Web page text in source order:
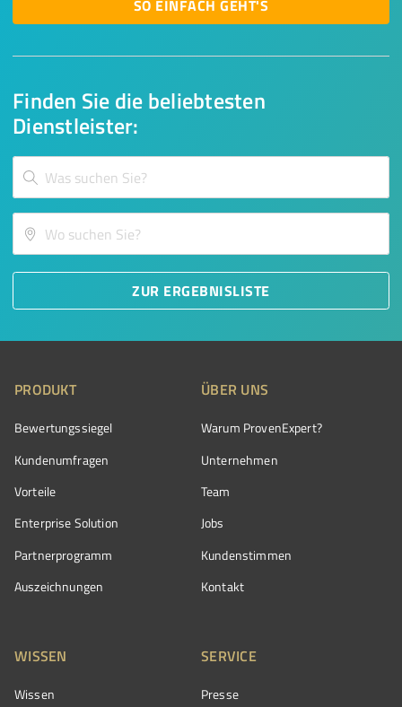
Finden Sie die beliebtesten
Dienstleister:
ZUR ERGEBNISLISTE
SO EINFACH GEHT'S
PRODUKT
Bewertungssiegel
Kundenumfragen
Vorteile
Enterprise Solution
Partnerprogramm
Auszeichnungen
ÜBER UNS
Warum ProvenExpert?
Unternehmen
Team
Jobs
Kundenstimmen
Kontakt
WISSEN
Wissen
SERVICE
Presse